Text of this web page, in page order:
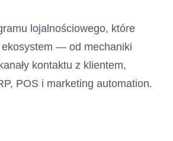
lojalnościowego, które
— od mechaniki
kontaktu z klientem,
POS i marketing automation.